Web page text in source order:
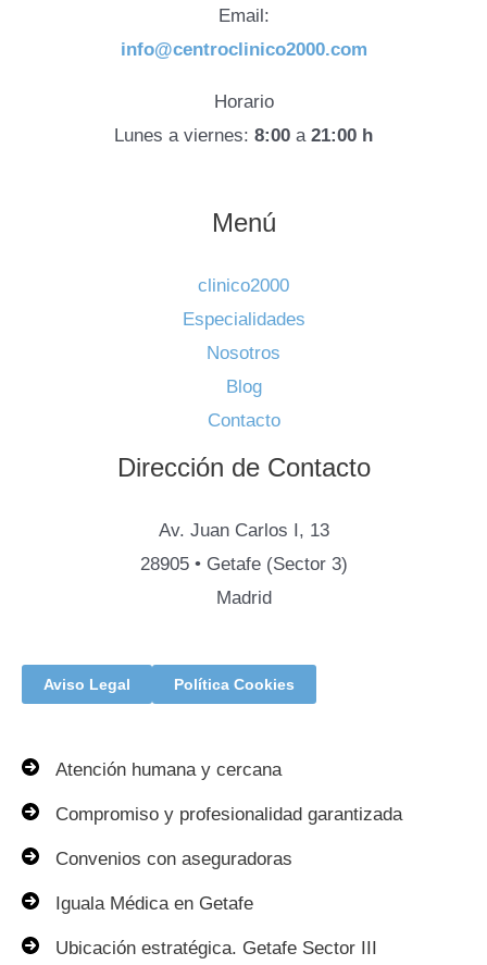
Email:
info@centroclinico2000.com
Horario
Lunes a viernes: 8:00 a 21:00 h
Menú
clinico2000
Especialidades
Nosotros
Blog
Contacto
Dirección de Contacto
Av. Juan Carlos I, 13
28905 • Getafe (Sector 3)
Madrid
Aviso Legal Política Cookies
Atención humana y cercana
Compromiso y profesionalidad garantizada
Convenios con aseguradoras
Iguala Médica en Getafe
Ubicación estratégica. Getafe Sector III